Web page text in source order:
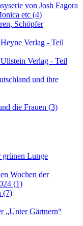
von Josh Fagora
etc (4)
Schöpfer
Verlag - Teil
Verlag - Teil
und ihre
die Frauen (3)
grünen Lunge
Wochen der
(1)
(7)
„Unter Gärtnern“